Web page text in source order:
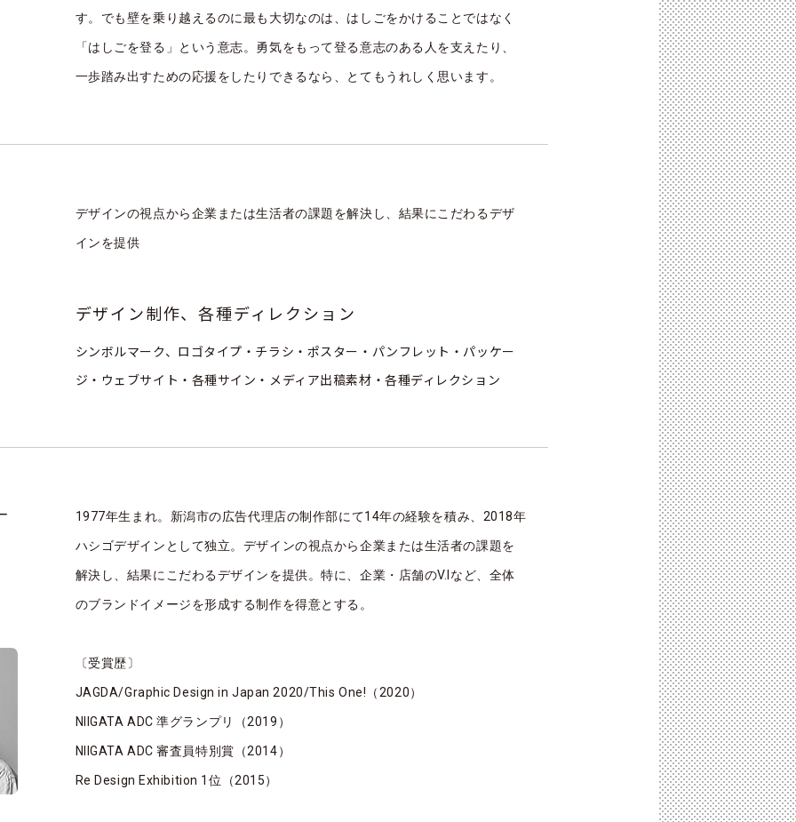
tel 025-244-8450
takahashi@hashigodesign.com
HASHIGO DESIGN
1-3, Tenmeicho, Chuo-ku,
す。でも壁を乗り越えるのに最も大切なのは、はしごをかけることではなく
「はしごを登る」という意志。勇気をもって登る意志のある人を支えたり、
一歩踏み出すための応援をしたりできるなら、とてもうれしく思います。
デザインの視点から企業または生活者の課題を解決し、結果にこだわるデザ
インを提供
デザイン制作、各種ディレクション
シンボルマーク、ロゴタイプ・チラシ・ポスター・パンフレット・パッケー
ジ・ウェブサイト・各種サイン・メディア出稿素材・各種ディレクション
1977年生まれ。新潟市の広告代理店の制作部にて14年の経験を積み、2018年
ハシゴデザインとして独立。デザインの視点から企業または生活者の課題を
解決し、結果にこだわるデザインを提供。特に、企業・店舗のV.Iなど、全体
のブランドイメージを形成する制作を得意とする。
〔受賞歴〕
JAGDA/Graphic Design in Japan 2020/This One!（2020）
NIIGATA ADC 準グランプリ（2019）
NIIGATA ADC 審査員特別賞（2014）
Re Design Exhibition 1位（2015）